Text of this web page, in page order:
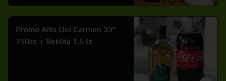
Promo Alto Del Carmen 35°
750cc + Bebida 1.5 Lt